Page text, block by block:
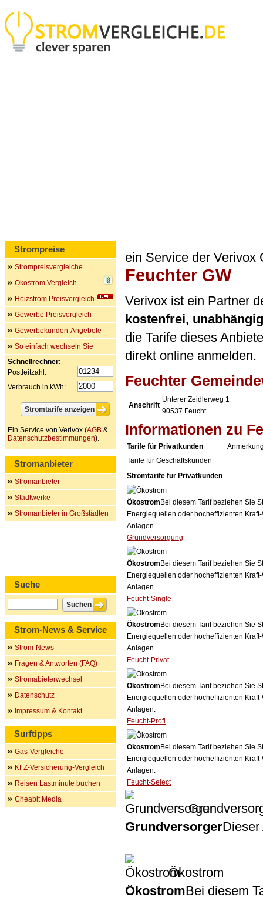
ein Service der Verivox
Feuchter GW
Verivox ist ein Partner
kostenfrei,
die Tarife dieses
direkt online anmelden.
Feuchter
Anschrift
Unterer Zeidlerweg 1
90537 Feucht
Informationen zu
Tarife für Privatkunden
Tarife für Geschäftskunden
Stromtarife für Privatkunden
Ökostrom Bei diesem Tarif beziehen Sie
Energiequellen oder hocheffizienten
Anlagen.
Grundversorgung
Ökostrom Bei diesem Tarif beziehen Sie
Energiequellen oder hocheffizienten
Anlagen.
Feucht-Single
Ökostrom Bei diesem Tarif beziehen Sie
Energiequellen oder hocheffizienten
Anlagen.
Feucht-Privat
Ökostrom Bei diesem Tarif beziehen Sie
Energiequellen oder hocheffizienten
Anlagen.
Feucht-Profi
Ökostrom Bei diesem Tarif beziehen Sie
Energiequellen oder hocheffizienten
Anlagen.
Feucht-Select
GrundversorgerDieser
Ökostrom
ÖkostromBei diesem
Strompreise
Strompreisvergleiche
Ökostrom Vergleich
Heizstrom Preisvergleich
Gewerbe Preisvergleich
Gewerbekunden-Angebote
So einfach wechseln Sie
Schnellrechner:
Postleitzahl:
Verbrauch in kWh:
Ein Service von Verivox (AGB &
Datenschutzbestimmungen).
Stromanbieter
Stromanbieter
Stadtwerke
Stromanbieter in Großstädten
Suche
Strom-News & Service
Strom-News
Fragen & Antworten (FAQ)
Stromabieterwechsel
Datenschutz
Impressum & Kontakt
Surftipps
Gas-Vergleiche
KFZ-Versicherung-Vergleich
Reisen Lastminute buchen
Cheabit Media